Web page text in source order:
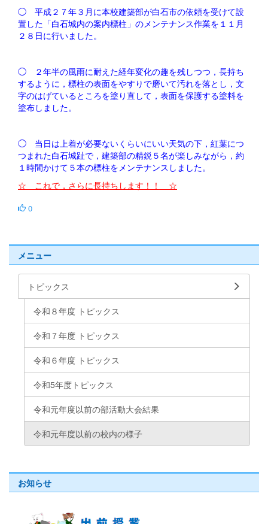
◯ 平成２７年３月に本校建築部が白石市の依頼を受けて設
置した「白石城内の案内標柱」のメンテナンス作業を１１月
２８日に行いました。
◯ ２年半の風雨に耐えた経年変化の趣を残しつつ，長持ち
するように，標柱の表面をやすりで磨いて汚れを落とし，文
字のはげているところを塗り直して，表面を保護する塗料を
塗布しました。
◯ 当日は上着が必要ないくらいにいい天気の下，紅葉につ
つまれた白石城趾で，建築部の精鋭５名が楽しみながら，約
１時間かけて５本の標柱をメンテナンスしました。
☆ これで，さらに長持ちします！！ ☆
0
メニュー
トピックス
令和８年度 トピックス
令和７年度 トピックス
令和６年度 トピックス
令和5年度トピックス
令和元年度以前の部活動大会結果
令和元年度以前の校内の様子
お知らせ